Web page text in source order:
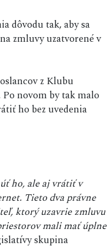
dôvodu tak, aby sa
zmluvy uzatvorené v
z Klubu
novom by tak malo
ho bez uvedenia
ho, ale aj vrátiť v
Tieto dva právne
ktorý uzavrie zmluvu
mali mať úplne
skupina